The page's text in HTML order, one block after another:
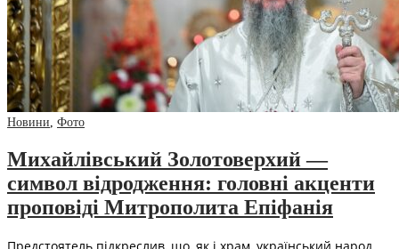
Новини, Фото
Михайлівський Золотоверхий —
символ відродження: головні акценти
проповіді Митрополита Епіфанія